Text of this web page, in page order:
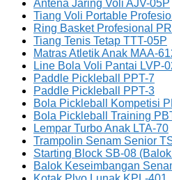
Antena Jaring Voli AJV-05P
Tiang Voli Portable
Ring Basket Profesional
Tiang Tenis Tetap TTT-05P
Matras Atletik Anak MAA-
Line Bola Voli Pantai LVP-
Paddle Pickleball PPT-7
Paddle Pickleball PPT-3
Bola Pickleball Kompetisi
Bola Pickleball Training
Lempar Turbo Anak LTA-70
Trampolin Senam Senior
Starting Block SB-08
Balok Keseimbangan